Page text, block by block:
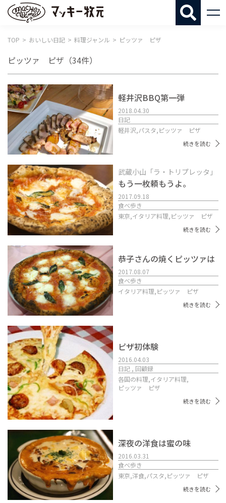
TOP おいしい日記 料理ジャンル ピッツァ ピザ
ピッツァ ピザ （34件）
軽井沢BBQ第一弾
2018.04.30
日記
軽井沢,パスタ,ピッツァ ピザ
続きを読む
武蔵小山「ラ・トリプレッタ」
もう一枚頼もうよ。
2017.09.18
食べ歩き
東京,イタリア料理,ピッツァ ピザ
続きを読む
恭子さんの焼くピッツァは
2017.08.07
食べ歩き
イタリア料理,ピッツァ ピザ
続きを読む
ピザ初体験
2016.04.03
日記 , 回顧録
各国の料理,イタリア料理,
ピッツァ ピザ
続きを読む
深夜の洋食は蜜の味
2016.03.31
食べ歩き
東京,洋食,パスタ,ピッツァ ピザ
続きを読む